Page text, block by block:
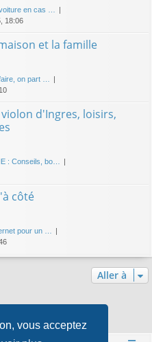
vous acceptez
en cas …
18:06
et la famille
on part …
d'Ingres, loisirs,
: Conseils, bo…
côté
pour un …
Aller à
enregistré et 3 invités